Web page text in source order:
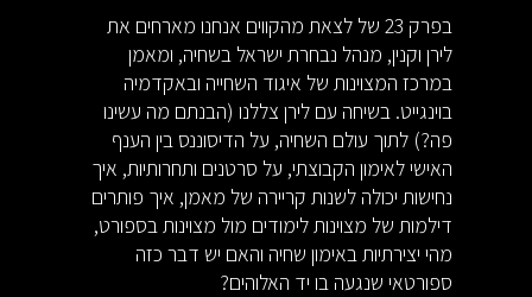
בפרק 23 של לצאת מהקווים אנחנו מארחים את
לירן וקנין, מנהל נבחרת ישראל בשחיה, ומאמן
במרכז המצוינות של איגוד השחייה ובאקדמיה
בוינגייט. בשיחה עם לירן צללנו (הבנתם מה עשינו
פה?) לתוך עולם השחיה, על הדיסוננס בין הענף
האישי לאימון הקבוצתי, על סרטנים ותחרותיות, איך
נחישות יכולה לשנות קריירה של מאמן, איך פותרים
דילמות של מצוינות לימודים מול מצוינות בספורט,
מהי יצירתיות באימון שחיה והאם יש דבר כזה
ספורטאי שנגעה בו יד האלוהים?